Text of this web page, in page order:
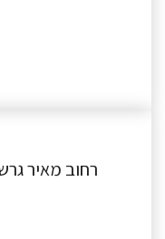
רחוב מאיר